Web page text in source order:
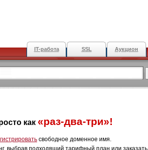
IT-работа SSL Аукцион
как «раз-два-три»!
свободное доменное имя.
выбрав подходящий тарифный план или заказать